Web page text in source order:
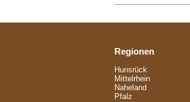
Regionen
Hunsrück
Mittelrhein
Naheland
Pfalz